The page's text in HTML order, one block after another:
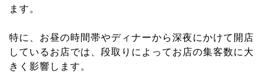
ます。
特に、お昼の時間帯やディナーから深夜にかけて開店
しているお店では、段取りによってお店の集客数に大
きく影響します。